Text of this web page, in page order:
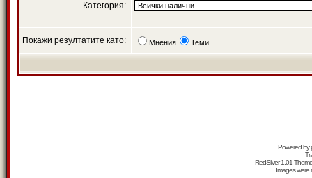
Категория:
Покажи резултатите като: Мнения Теми
Powered by
RedSilver 1.01
Images were